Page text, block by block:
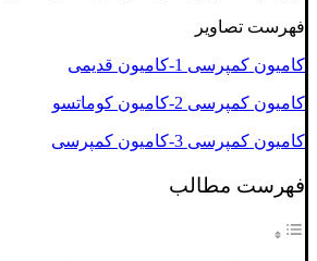
فهرست تصاویر
کامیون کمپرسی 1-کامیون قدیمی
کامیون کمپرسی 2-کامیون کوماتسو
کامیون کمپرسی 3-کامیون کمپرسی
فهرست مطالب